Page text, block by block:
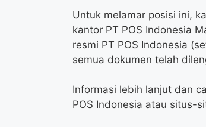
Untuk melamar posisi ini,
kantor PT POS Indonesia
resmi PT POS Indonesia
semua dokumen telah
Informasi lebih lanjut dan
POS Indonesia atau situs-